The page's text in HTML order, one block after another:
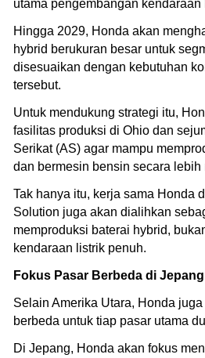
utama pengembangan kendaraan
Hingga 2029, Honda akan
hybrid berukuran besar untuk
disesuaikan dengan kebutuhan
tersebut.
Untuk mendukung strategi itu,
fasilitas produksi di Ohio dan
Serikat (AS) agar mampu
dan bermesin bensin secara lebih
Tak hanya itu, kerja sama Honda
Solution juga akan dialihkan
memproduksi baterai hybrid,
kendaraan listrik penuh.
Fokus Pasar Berbeda di
Selain Amerika Utara, Honda
berbeda untuk tiap pasar utama
Di Jepang, Honda akan fokus